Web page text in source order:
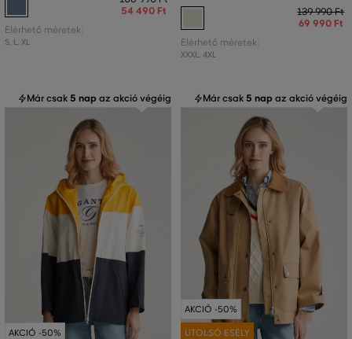
54 490 Ft
Elérhető méretek:
S, L XL
139 990 Ft
69 990 Ft
Elérhető méretek:
XXXL 4XL
Már csak 5 nap az akció végéig
AKCIÓ -50%
Már csak 5 nap az akció végéig
AKCIÓ -50%
UTOLSÓ ESÉLY